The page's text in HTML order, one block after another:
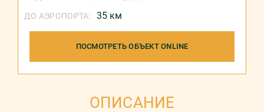
ДО АЭРОПОРТА: 35 км
ПОСМОТРЕТЬ ОБЪЕКТ ONLINE
ОПИСАНИЕ